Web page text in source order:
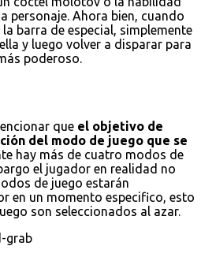
personaje. Ahora bien, cuando
barra de especial, simplemente
y luego volver a disparar para
poderoso.
que el objetivo de
del modo de juego que se
hay más de cuatro modos de
el jugador en realidad no
de juego estarán
en un momento especifico, esto
son seleccionados al azar.